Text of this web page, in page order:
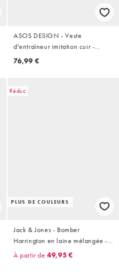
ASOS DESIGN - Veste
d'entraîneur imitation cuir -
Marron
76,99 €
Réduc
PLUS DE COULEURS
Jack & Jones - Bomber
Harrington en laine mélangée -
Gris
À partir de 49,95 €